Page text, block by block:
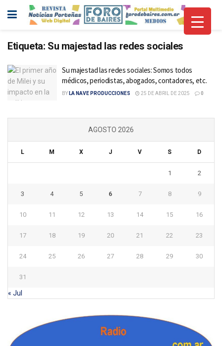
Etiqueta: Su majestad las redes sociales
Su majestad las redes sociales: Somos todos
médicos, periodistas, abogados, contadores, etc.
BY LA NAVE PRODUCCIONES 25 DE ABRIL DE 2025 0
AGOSTO 2026
L M X J V S D
1 2
3 4 5 6 7 8 9
10 11 12 13 14 15 16
17 18 19 20 21 22 23
24 25 26 27 28 29 30
31
« Jul